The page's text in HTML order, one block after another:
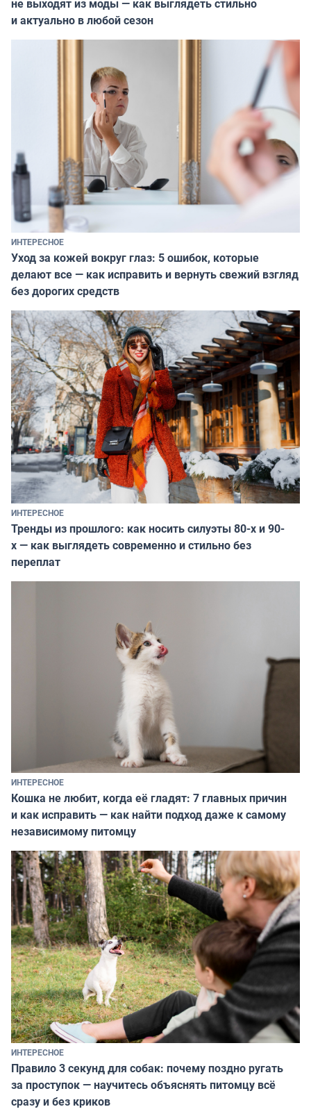
не выходят из моды — как выглядеть стильно
и актуально в любой сезон
ИНТЕРЕСНОЕ
Уход за кожей вокруг глаз: 5 ошибок, которые
делают все — как исправить и вернуть свежий взгляд
без дорогих средств
ИНТЕРЕСНОЕ
Тренды из прошлого: как носить силуэты 80-х и 90-
х — как выглядеть современно и стильно без
переплат
ИНТЕРЕСНОЕ
Кошка не любит, когда её гладят: 7 главных причин
и как исправить — как найти подход даже к самому
независимому питомцу
ИНТЕРЕСНОЕ
Правило 3 секунд для собак: почему поздно ругать
за проступок — научитесь объяснять питомцу всё
сразу и без криков